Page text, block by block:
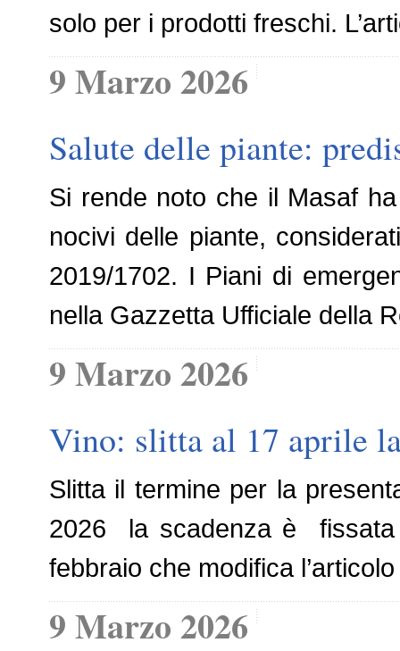
solo per i prodotti freschi.
9 Marzo 2026
Salute delle piante:
Si rende noto che il Masaf
nocivi delle piante,
2019/1702. I Piani di
nella Gazzetta Ufficiale della
9 Marzo 2026
Vino: slitta al 17 aprile
Slitta il termine per la
2026 la scadenza è
febbraio che modifica
9 Marzo 2026